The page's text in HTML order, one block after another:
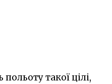
такої цілі,